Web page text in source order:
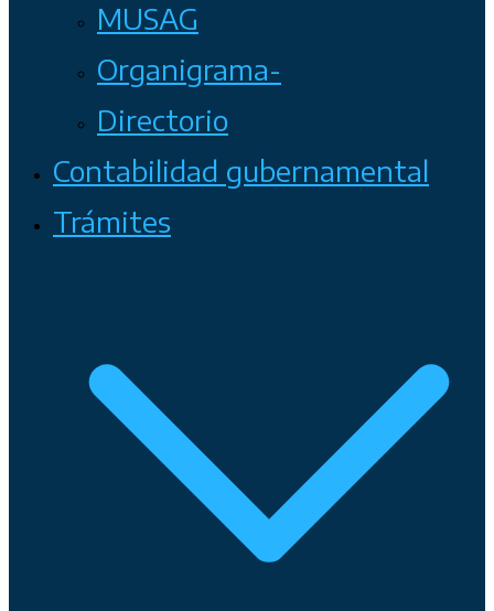
MUSAG
Organigrama-
Directorio
Contabilidad gubernamental
Trámites